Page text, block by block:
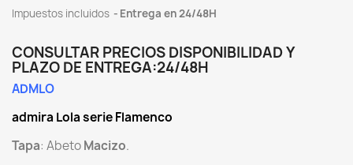
Impuestos incluidos Entrega en 24/48H
CONSULTAR PRECIOS DISPONIBILIDAD Y
PLAZO DE ENTREGA:24/48H
ADMLO
admira Lola serie Flamenco
Tapa: AbetoMacizo.